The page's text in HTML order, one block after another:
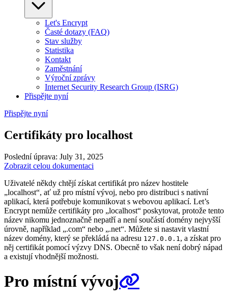
Let's Encrypt
Časté dotazy (FAQ)
Stav služby
Statistika
Kontakt
Zaměstnání
Výroční zprávy
Internet Security Research Group (ISRG)
Přispějte nyní
Přispějte nyní
Certifikáty pro localhost
Poslední úprava: July 31, 2025
Zobrazit celou dokumentaci
Uživatelé někdy chtějí získat certifikát pro název hostitele
„localhost“, ať už pro místní vývoj, nebo pro distribuci s nativní
aplikací, která potřebuje komunikovat s webovou aplikací. Let’s
Encrypt nemůže certifikáty pro „localhost“ poskytovat, protože tento
název nikomu jednoznačně nepatří a není součástí domény nejvyšší
úrovně, například „.com“ nebo „.net“. Můžete si nastavit vlastní
název domény, který se překládá na adresu 127.0.0.1 , a získat pro
něj certifikát pomocí výzvy DNS. Obecně to však není dobrý nápad
a existují vhodnější možnosti.
Pro místní vývoj